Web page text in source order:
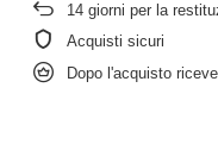
14 giorni per la
Acquisti sicuri
Dopo l'acquisto